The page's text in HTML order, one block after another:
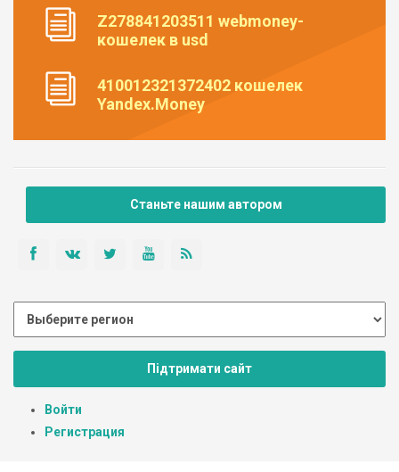
Z278841203511 webmoney-
кошелек в usd
410012321372402 кошелек
Yandex.Money
Станьте нашим автором
Підтримати сайт
Войти
Регистрация